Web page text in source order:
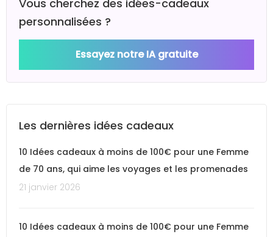
Vous cherchez des idées-cadeaux
personnalisées ?
Essayez notre IA gratuite
Les dernières idées cadeaux
10 Idées cadeaux à moins de 100€ pour une Femme
de 70 ans, qui aime les voyages et les promenades
21 janvier 2026
10 Idées cadeaux à moins de 100€ pour une Femme